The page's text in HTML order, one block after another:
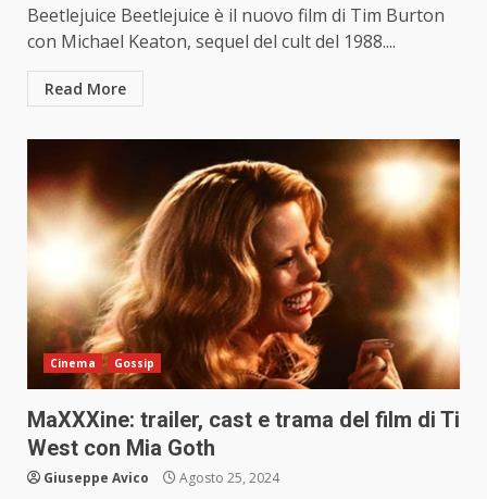
Beetlejuice Beetlejuice è il nuovo film di Tim Burton
con Michael Keaton, sequel del cult del 1988....
Read More
Cinema Gossip
MaXXXine: trailer, cast e trama del film di Ti
West con Mia Goth
Giuseppe Avico Agosto 25, 2024